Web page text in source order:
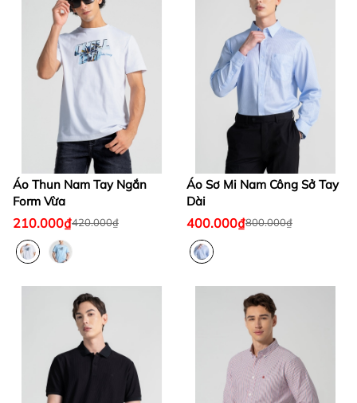
Áo Thun Nam Tay Ngắn
Form Vừa
210.000₫420.000₫
Áo Sơ Mi Nam Công Sở Tay
Dài
400.000₫800.000₫